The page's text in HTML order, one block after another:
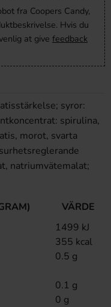
fra Coopers Candy,
Hvis du
at give feedback
syror:
spirulina,
morot, svarta
natriumvätemalat;
VÄRDE
1499 kJ
355 kcal
0.5 g
0.1 g
0 g